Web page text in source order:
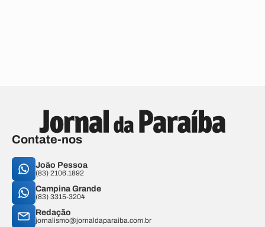
Contate-nos
João Pessoa
(83) 2106.1892
Campina Grande
(83) 3315-3204
Redação
jornalismo@jornaldaparaiba.com.br